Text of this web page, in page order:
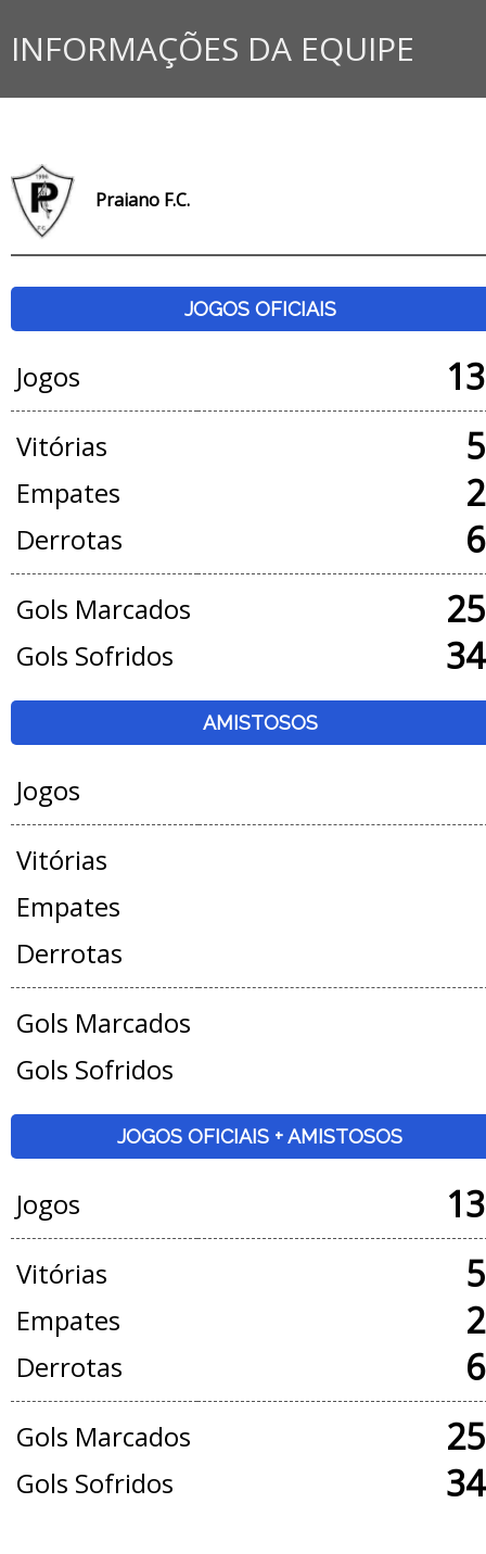
INFORMAÇÕES DA EQUIPE
Praiano F.C.
JOGOS OFICIAIS
Jogos
Vitórias
Empates
Derrotas
Gols Marcados
Gols Sofridos
AMISTOSOS
Jogos
Vitórias
Empates
Derrotas
Gols Marcados
Gols Sofridos
JOGOS OFICIAIS + AMISTOSOS
Jogos
Vitórias
Empates
Derrotas
Gols Marcados
Gols Sofridos